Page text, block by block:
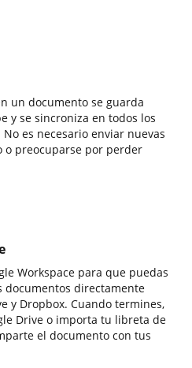
un documento se guarda
y se sincroniza en todos los
es necesario enviar nuevas
o preocuparse por perder
Workspace para que puedas
directamente
y Dropbox. Cuando termines,
Drive o importa tu libreta de
el documento con tus